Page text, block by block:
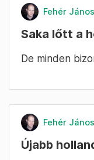
Fehér János
Saka lőtt a
De minden
Fehér János
Újabb